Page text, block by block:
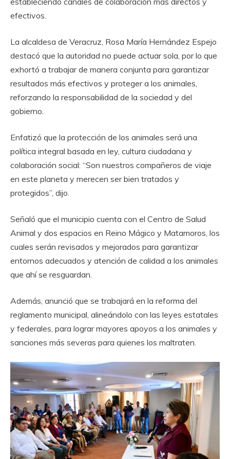
efectivos.
La alcaldesa de Veracruz, Rosa María Hernández Espejo
destacó que la autoridad no puede actuar sola, por lo que
exhortó a trabajar de manera conjunta para garantizar
resultados más efectivos y proteger a los animales,
reforzando la responsabilidad de la sociedad y del
gobierno.
Enfatizó que la protección de los animales será una
política integral basada en ley, cultura ciudadana y
colaboración social: “Son nuestros compañeros de viaje
en este planeta y merecen ser bien tratados y
protegidos”, dijo.
Señaló que el municipio cuenta con el Centro de Salud
Animal y dos espacios en Reino Mágico y Matamoros, los
cuales serán revisados y mejorados para garantizar
entornos adecuados y atención de calidad a los animales
que ahí se resguardan.
Además, anunció que se trabajará en la reforma del
reglamento municipal, alineándolo con las leyes estatales
y federales, para lograr mayores apoyos a los animales y
sanciones más severas para quienes los maltraten.